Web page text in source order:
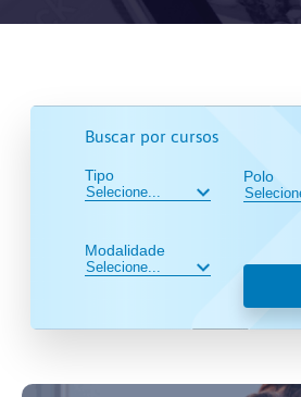
Buscar por cursos
Tipo
Modalidade
Polo